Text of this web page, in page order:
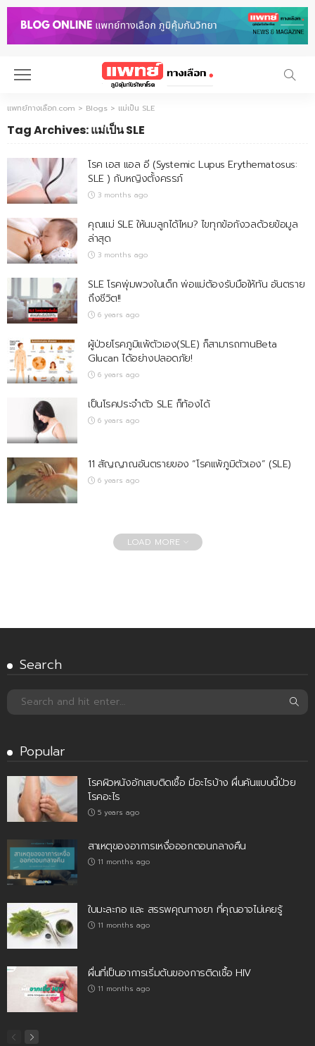
แพทย์ทางเลือก.com > Blogs > แม่เป็น SLE
Tag Archives: แม่เป็น SLE
โรค เอส แอล อี (Systemic Lupus Erythematosus:
SLE ) กับหญิงตั้งครรภ์
3 months ago
คุณแม่ SLE ให้นมลูกได้ไหม? ไขทุกข้อกังวลด้วยข้อมูล
ล่าสุด
3 months ago
SLE โรคพุ่มพวงในเด็ก พ่อแม่ต้องรับมือให้ทัน อันตราย
ถึงชีวิต!!
6 years ago
ผู้ป่วยโรคภูมิแพ้ตัวเอง(SLE) ก็สามารถทานBeta
Glucan ได้อย่างปลอดภัย!
6 years ago
เป็นโรคประจำตัว SLE ก็ท้องได้
6 years ago
11 สัญญาณอันตรายของ “โรคแพ้ภูมิตัวเอง” (SLE)
6 years ago
LOAD MORE
Search
Popular
โรคผิวหนังอักเสบติดเชื้อ มีอะไรบ้าง ผื่นคันแบบนี้ป่วย
โรคอะไร
5 years ago
สาเหตุของอาการเหงื่อออกตอนกลางคืน
11 months ago
ใบมะละกอ และ สรรพคุณทางยา ที่คุณอาจไม่เคยรู้
11 months ago
ผื่นที่เป็นอาการเริ่มต้นของการติดเชื้อ HIV
11 months ago